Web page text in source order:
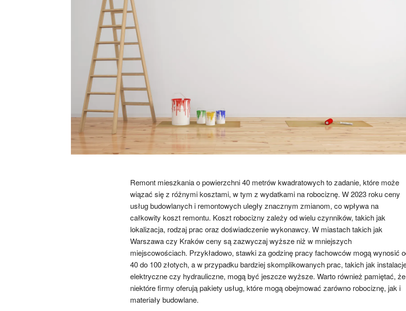
Remont mieszkania o powierzchni 40 metrów kwadratowych to zadanie, które może
wiązać się z różnymi kosztami, w tym z wydatkami na robociznę. W 2023 roku ceny
usług budowlanych i remontowych uległy znacznym zmianom, co wpływa na
całkowity koszt remontu. Koszt robocizny zależy od wielu czynników, takich jak
lokalizacja, rodzaj prac oraz doświadczenie wykonawcy. W miastach takich jak
Warszawa czy Kraków ceny są zazwyczaj wyższe niż w mniejszych
miejscowościach. Przykładowo, stawki za godzinę pracy fachowców mogą wynosić
40 do 100 złotych, a w przypadku bardziej skomplikowanych prac, takich jak
elektryczne czy hydrauliczne, mogą być jeszcze wyższe. Warto również pamiętać, że
niektóre firmy oferują pakiety usług, które mogą obejmować zarówno robociznę, jak i
materiały budowlane.